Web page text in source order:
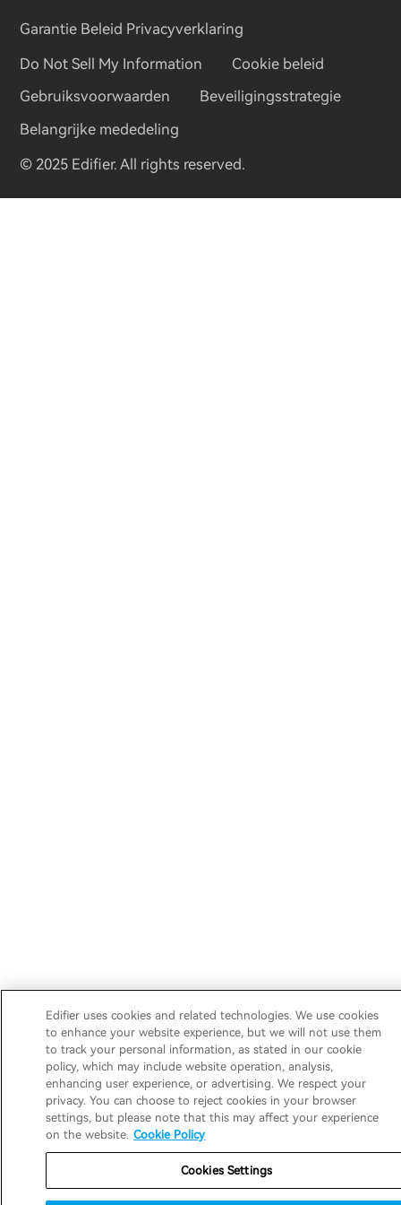
Blogs
Garantie Beleid Privacyverklaring
Do Not Sell My Information
Cookie beleid
Gebruiksvoorwaarden
Beveiligingsstrategie
Belangrijke mededeling
© 2025 Edifier. All rights reserved.
Edifier uses cookies and related technologies. We use cookies
to enhance your website experience, but we will not use them
to track your personal information, as stated in our cookie
policy, which may include website operation, analysis,
enhancing user experience, or advertising. We respect your
privacy. You can choose to reject cookies in your browser
settings, but please note that this may affect your experience
on the website. Cookie Policy
Cookies Settings